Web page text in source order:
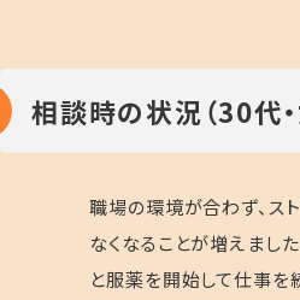
相談時の状況（30代
職場の環境が合わず、ス
なくなることが増えまし
と服薬を開始して仕事を